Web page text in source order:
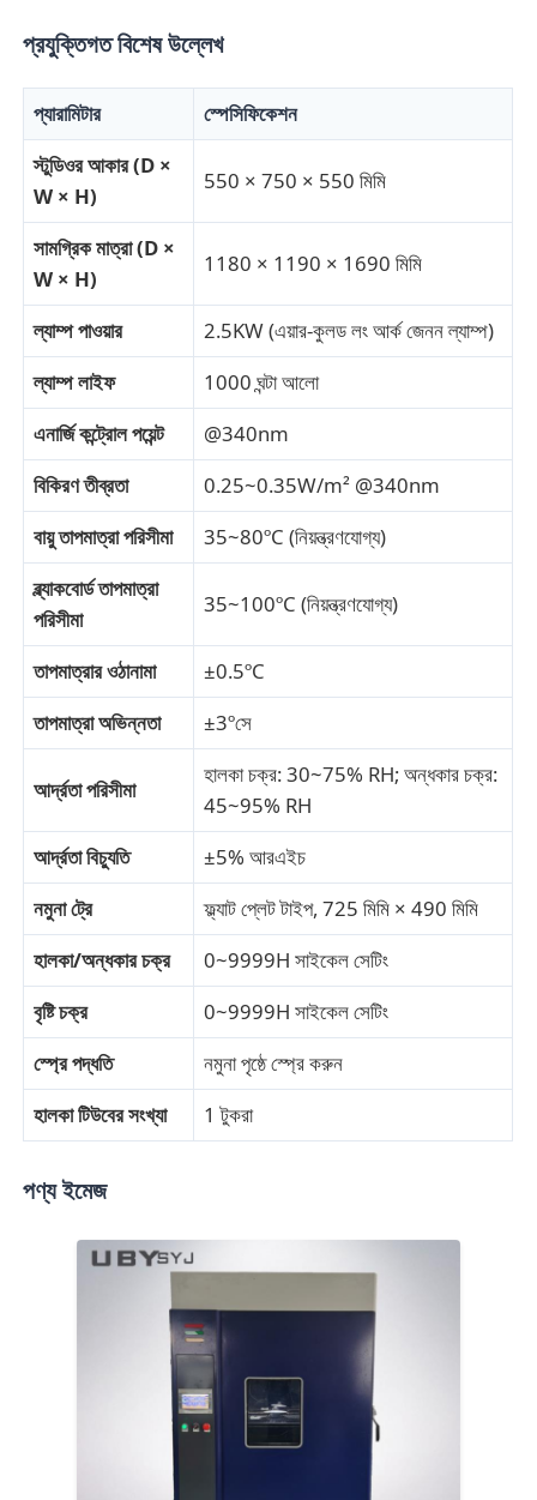
মান নিয়ন্ত্রণ
আমাদের সাথে যোগাযোগ করুন
উদ্ধৃতির জন্য আবেদন
ল্যাব টেস্টিং ইকুইপমেন্ট
এনভায়রনমেন্টাল টেস্ট চেম্বার
ইউনিভার্সাল টেস্টিং মেশিন
ইমপ্যাক্ট টেস্টিং মেশিন
ঘর্ষণ পরীক্ষার যন্ত্র
রাবার পরীক্ষার সরঞ্জাম
পাদুকা পরীক্ষার সরঞ্জাম
নির্মাণ সামগ্রী পরীক্ষার সরঞ্জাম
প্যাকেজিং পরীক্ষা সরঞ্জাম
ফ্যাব্রিক টেস্টিং মেশিন
তাপমাত্রা এবং আর্দ্রতা নিয়ন্ত্রক
প্রযুক্তিগত বিশেষ উল্লেখ
প্যারামিটার
স্পেসিফিকেশন
স্টুডিওর আকার (D ×
W × H)
550 × 750 × 550 মিমি
সামগ্রিক মাত্রা (D ×
W × H)
1180 × 1190 × 1690 মিমি
ল্যাম্প পাওয়ার
2.5KW (এয়ার-কুলড লং আর্ক জেনন ল্যাম্প)
ল্যাম্প লাইফ
1000 ঘন্টা আলো
এনার্জি কন্ট্রোল পয়েন্ট
@340nm
বিকিরণ তীব্রতা
0.25~0.35W/m² @340nm
বায়ু তাপমাত্রা পরিসীমা
35~80ºC (নিয়ন্ত্রণযোগ্য)
ব্ল্যাকবোর্ড তাপমাত্রা
পরিসীমা
35~100ºC (নিয়ন্ত্রণযোগ্য)
তাপমাত্রার ওঠানামা
±0.5ºC
তাপমাত্রা অভিন্নতা
±3ºসে
আর্দ্রতা পরিসীমা
হালকা চক্র: 30~75% RH; অন্ধকার চক্র:
45~95% RH
আর্দ্রতা বিচ্যুতি
±5% আরএইচ
নমুনা ট্রে
ফ্ল্যাট প্লেট টাইপ, 725 মিমি × 490 মিমি
হালকা/অন্ধকার চক্র
0~9999H সাইকেল সেটিং
বৃষ্টি চক্র
0~9999H সাইকেল সেটিং
স্প্রে পদ্ধতি
নমুনা পৃষ্ঠে স্প্রে করুন
হালকা টিউবের সংখ্যা
1 টুকরা
পণ্য ইমেজ